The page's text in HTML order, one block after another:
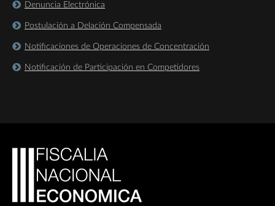
Denuncia Electrónica
Postulación a Delación Compensada
Notificaciones de Operaciones de Concentración
Notificación de Participación en Competidores